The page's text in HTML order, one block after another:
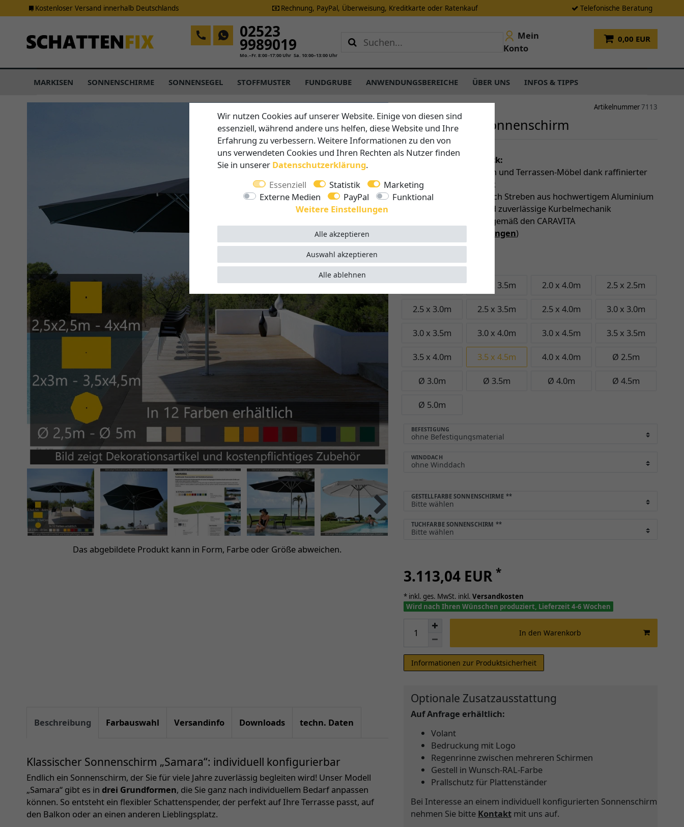
Kostenloser Versand innerhalb Deutschlands Rechnung, PayPal, Überweisung, Kreditkarte oder Ratenkauf Telefonische Beratung
0,00 EUR
02523
9989019
Mo.–Fr. 8:00 -17:00 Uhr Sa. 10:00–13:00 Uhr
Mein
Konto
MARKISEN SONNENSCHIRME SONNENSEGEL STOFFMUSTER FUNDGRUBE ANWENDUNGSBEREICHE ÜBER UNS INFOS & TIPPS
Das abgebildete Produkt kann in Form, Farbe oder Größe abweichen.
Artikelnummer7113
M30 Samara Sonnenschirm
Vorteile auf einen Blick:
Schließt über Tisch und Terrassen-Möbel dank raffinierter
Teleskopmechanik
Windstabilität durch Streben aus hochwertigem Aluminium
Leichtgängige und zuverlässige Kurbelmechanik
5 Jahre Garantie (gemäß den CARAVITA
Garantiebedingungen)
2.0 x 3.0m 2.0 x 3.5m 2.0 x 4.0m 2.5 x 2.5m
2.5 x 3.0m 2.5 x 3.5m 2.5 x 4.0m 3.0 x 3.0m
3.0 x 3.5m 3.0 x 4.0m 3.0 x 4.5m 3.5 x 3.5m
3.5 x 4.0m 3.5 x 4.5m 4.0 x 4.0m Ø 2.5m
Ø 3.0m Ø 3.5m Ø 4.0m Ø 4.5m
Ø 5.0m
BEFESTIGUNG
WINDDACH
GESTELLFARBE SONNENSCHIRME **
TUCHFARBE SONNENSCHIRM **
3.113,04 EUR *
* inkl. ges. MwSt. inkl. Versandkosten
Wird nach Ihren Wünschen produziert, Lieferzeit 4-6 Wochen
In den Warenkorb
Informationen zur Produktsicherheit
Beschreibung Farbauswahl Versandinfo Downloads techn. Daten
Klassischer Sonnenschirm „Samara“: individuell konfigurierbar
Endlich ein Sonnenschirm, der Sie für viele Jahre zuverlässig begleiten wird! Unser Modell
„Samara“ gibt es in drei Grundformen, die Sie ganz nach individuellem Bedarf anpassen
können. So entsteht ein flexibler Schattenspender, der perfekt auf Ihre Terrasse passt, auf
den Balkon oder an einen anderen Lieblingsplatz.
Optionale Zusatzausstattung
Auf Anfrage erhältlich:
Volant
Bedruckung mit Logo
Regenrinne zwischen mehreren Schirmen
Gestell in Wunsch-RAL-Farbe
Prallschutz für Plattenständer
Bei Interesse an einem individuell konfigurierten Sonnenschirm
nehmen Sie bitte Kontaktmit uns auf.
Wir nutzen Cookies auf unserer Website. Einige von diesen sind
essenziell, während andere uns helfen, diese Website und Ihre
Erfahrung zu verbessern. Weitere Informationen zu den von
uns verwendeten Cookies und Ihren Rechten als Nutzer finden
Sie in unserer Daten­schutz­erklärung.
Essenziell
Statistik
Marketing
Externe Medien
PayPal
Funktional
Weitere Einstellungen
Alle akzeptieren
Alle ablehnen
Auswahl akzeptieren